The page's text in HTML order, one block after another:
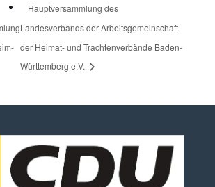
Hauptversammlung des
Landesverbands der Arbeitsgemeinschaft
der Heimat- und Trachtenverbände Baden-
Württemberg e.V.